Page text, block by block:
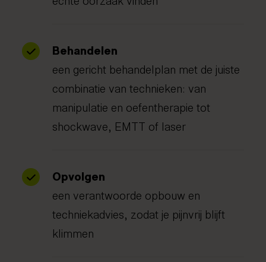
Behandelen
een gericht behandelplan met de juiste
combinatie van technieken: van
manipulatie en oefentherapie tot
shockwave, EMTT of laser
Opvolgen
een verantwoorde opbouw en
techniekadvies, zodat je pijnvrij blijft
klimmen